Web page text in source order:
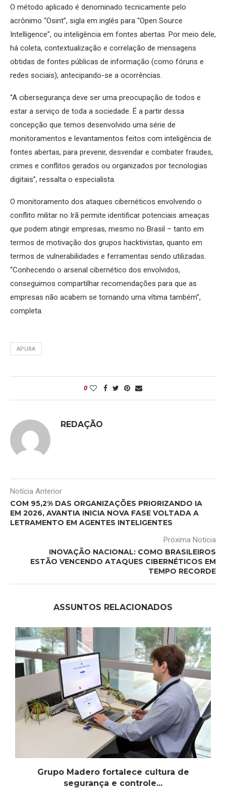
O método aplicado é denominado tecnicamente pelo
acrônimo “Osint”, sigla em inglês para “Open Source
Intelligence”, ou inteligência em fontes abertas. Por meio dele,
há coleta, contextualização e correlação de mensagens
obtidas de fontes públicas de informação (como fóruns e
redes sociais), antecipando-se a ocorrências.
“A cibersegurança deve ser uma preocupação de todos e
estar a serviço de toda a sociedade. É a partir dessa
concepção que temos desenvolvido uma série de
monitoramentos e levantamentos feitos com inteligência de
fontes abertas, para prevenir, desvendar e combater fraudes,
crimes e conflitos gerados ou organizados por tecnologias
digitais”, ressalta o especialista.
O monitoramento dos ataques cibernéticos envolvendo o
conflito militar no Irã permite identificar potenciais ameaças
que podem atingir empresas, mesmo no Brasil – tanto em
termos de motivação dos grupos hacktivistas, quanto em
termos de vulnerabilidades e ferramentas sendo utilizadas.
“Conhecendo o arsenal cibernético dos envolvidos,
conseguimos compartilhar recomendações para que as
empresas não acabem se tornando uma vítima também”,
completa.
APURA
0
REDAÇÃO
Notícia Anterior
COM 95,2% DAS ORGANIZAÇÕES PRIORIZANDO IA
EM 2026, AVANTIA INICIA NOVA FASE VOLTADA A
LETRAMENTO EM AGENTES INTELIGENTES
Próxima Notícia
INOVAÇÃO NACIONAL: COMO BRASILEIROS
ESTÃO VENCENDO ATAQUES CIBERNÉTICOS EM
TEMPO RECORDE
ASSUNTOS RELACIONADOS
Grupo Madero fortalece cultura de
segurança e controle...